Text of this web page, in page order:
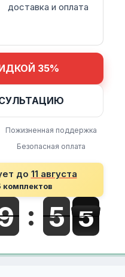
доставка и оплата
35%
Пожизненная поддержка
Безопасная оплата
до 11 августа
комплектов